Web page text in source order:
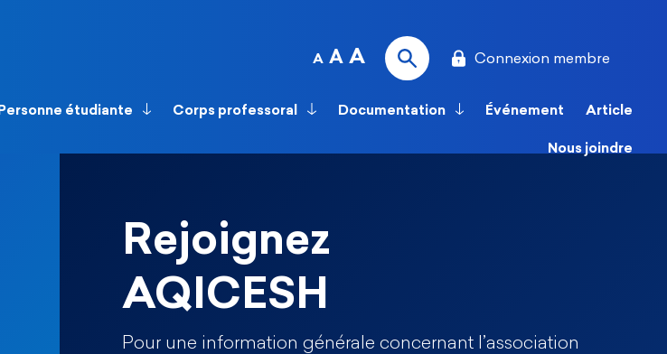
A A A Connexion membre
étudiante Corps professoral Documentation Événement Article
Nous joindre
Rejoignez
AQICESH
Pour une information générale concernant l’association